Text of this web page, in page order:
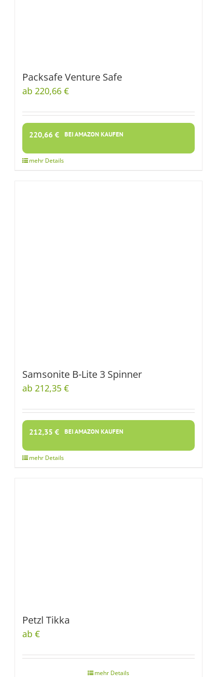
Packsafe Venture Safe
ab 220,66 €
220,66 € BEI AMAZON KAUFEN
Samsonite B-Lite 3 Spinner
ab 212,35 €
212,35 € BEI AMAZON KAUFEN
Petzl Tikka
ab €